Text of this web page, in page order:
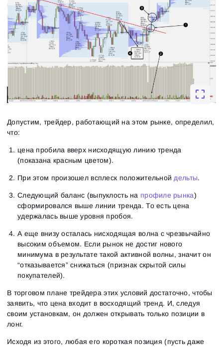
Допустим, трейдер, работающий на этом рынке, определил,
что:
цена пробила вверх нисходящую линию тренда
(показана красным цветом).
При этом произошел всплеск положительной дельты.
Следующий баланс (выпуклость на профиле рынка)
сформировался выше линии тренда. То есть цена
удержалась выше уровня пробоя.
А еще внизу осталась нисходящая волна с чрезвычайно
высоким объемом. Если рынок не достиг нового
минимума в результате такой активной волны, значит он
“отказывается” снижаться (признак скрытой силы
покупателей).
В торговом плане трейдера этих условий достаточно, чтобы
заявить, что цена входит в восходящий тренд. И, следуя
своим установкам, он должен открывать только позиции в
лонг.
Исходя из этого, любая его короткая позиция (пусть даже